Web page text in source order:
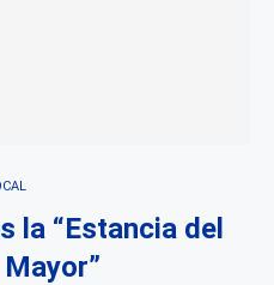
la “Estancia del